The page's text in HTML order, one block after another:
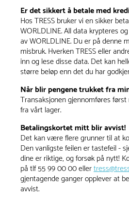
Er det sikkert å betale med
Hos TRESS bruker vi en sikker
WORLDLINE. All data krypteres
av WORLDLINE. Du er på denne
misbruk. Hverken TRESS eller
inn og lese disse data. Det kan
større beløp enn det du har
Når blir pengene trukket fra
Transaksjonen gjennomføres
fra vårt lager.
Betalingskortet mitt blir avvist!
Det kan være flere grunner til at
Den vanligste feilen er tastefeil -
dine er riktige, og forsøk på nytt!
på tlf 55 99 00 00 eller
gjentagende ganger opplever at
avvist.